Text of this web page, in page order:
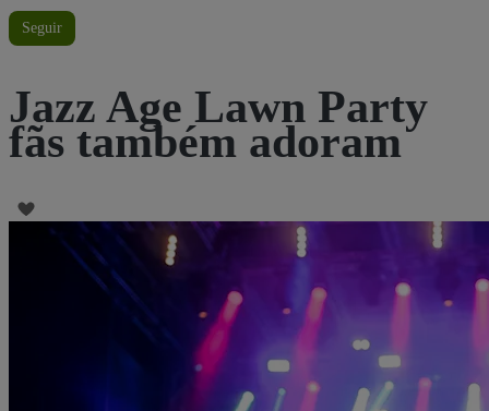
Seguir
Jazz Age Lawn Party
fãs também adoram